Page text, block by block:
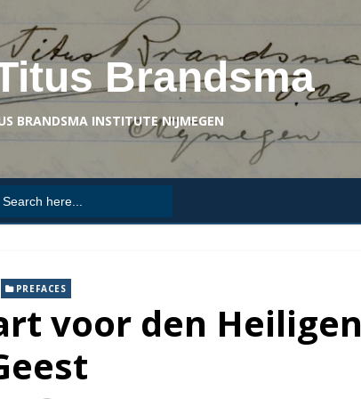
Brandsma
BRANDSMA INSTITUTE NIJMEGEN
for:
PREFACES
voor den Heiligen